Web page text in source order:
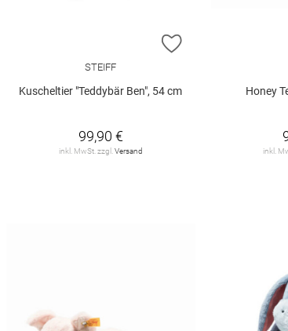
ZUR
STEIFF
Kuscheltier "Teddybär Ben", 54 cm
99,90 €
inkl. MwSt. zzgl. Versand
Honey
inkl.